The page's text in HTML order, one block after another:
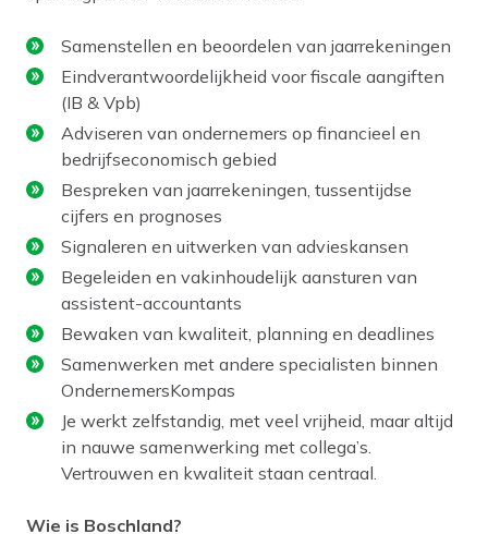
Samenstellen en beoordelen van jaarrekeningen
Eindverantwoordelijkheid voor fiscale aangiften
(IB & Vpb)
Adviseren van ondernemers op financieel en
bedrijfseconomisch gebied
Bespreken van jaarrekeningen, tussentijdse
cijfers en prognoses
Signaleren en uitwerken van advieskansen
Begeleiden en vakinhoudelijk aansturen van
assistent-accountants
Bewaken van kwaliteit, planning en deadlines
Samenwerken met andere specialisten binnen
OndernemersKompas
Je werkt zelfstandig, met veel vrijheid, maar altijd
in nauwe samenwerking met collega’s.
Vertrouwen en kwaliteit staan centraal.
Wie is Boschland?